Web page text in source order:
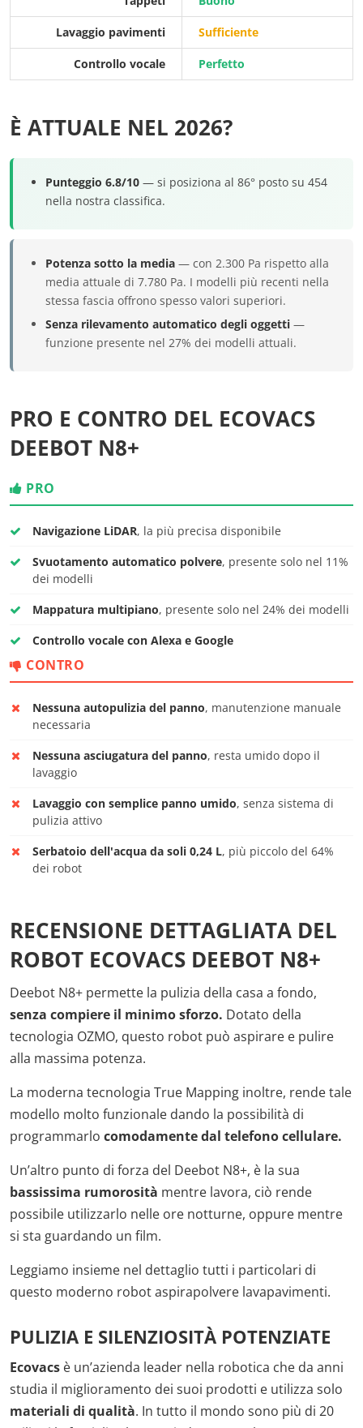
Lavaggio pavimenti Sufficiente
Controllo vocale Perfetto
È ATTUALE NEL 2026?
Punteggio 6.8/10 — si posiziona al 86° posto su 454
nella nostra classifica.
Potenza sotto la media — con 2.300 Pa rispetto alla
media attuale di 7.780 Pa. I modelli più recenti nella
stessa fascia offrono spesso valori superiori.
Senza rilevamento automatico degli oggetti —
funzione presente nel 27% dei modelli attuali.
PRO E CONTRO DEL ECOVACS
DEEBOT N8+
PRO
Navigazione LiDAR, la più precisa disponibile
Svuotamento automatico polvere, presente solo nel 11%
dei modelli
Mappatura multipiano, presente solo nel 24% dei modelli
Controllo vocale con Alexa e Google
CONTRO
Nessuna autopulizia del panno, manutenzione manuale
necessaria
Nessuna asciugatura del panno, resta umido dopo il
lavaggio
Lavaggio con semplice panno umido, senza sistema di
pulizia attivo
Serbatoio dell'acqua da soli 0,24 L, più piccolo del 64%
dei robot
RECENSIONE DETTAGLIATA DEL
ROBOT ECOVACS DEEBOT N8+
Deebot N8+ permette la pulizia della casa a fondo,
senza compiere il minimo sforzo. Dotato della
tecnologia OZMO, questo robot può aspirare e pulire
alla massima potenza.
La moderna tecnologia True Mapping inoltre, rende tale
modello molto funzionale dando la possibilità di
programmarlo comodamente dal telefono cellulare.
Un’altro punto di forza del Deebot N8+, è la sua
bassissima rumorosità mentre lavora, ciò rende
possibile utilizzarlo nelle ore notturne, oppure mentre
si sta guardando un film.
Leggiamo insieme nel dettaglio tutti i particolari di
questo moderno robot aspirapolvere lavapavimenti.
PULIZIA E SILENZIOSITÀ POTENZIATE
Ecovacs è un’azienda leader nella robotica che da anni
studia il miglioramento dei suoi prodotti e utilizza solo
materiali di qualità. In tutto il mondo sono più di 20